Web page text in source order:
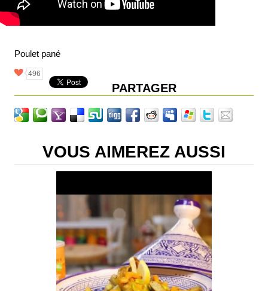
Poulet pané
496
PARTAGER
VOUS AIMEREZ AUSSI